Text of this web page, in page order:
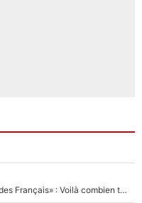
«C'est un beau salaire par rapport à 90 % des Français» : Voilà combien touchait Nelson Monfort sur France Télévisions avant de rejoindre CNews